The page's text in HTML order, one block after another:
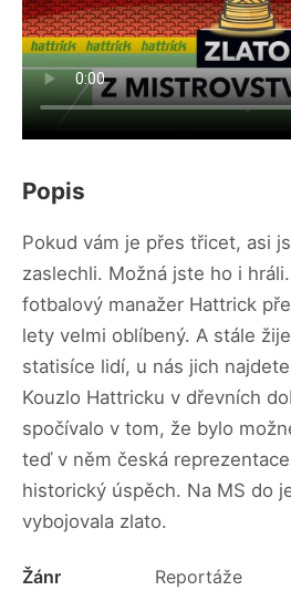
Popis
Pokud vám je přes třicet, asi
zaslechli. Možná jste ho i
fotbalový manažer Hattrick
lety velmi oblíbený. A stále
statisíce lidí, u nás jich
Kouzlo Hattricku v dřevních
spočívalo v tom, že bylo
teď v něm česká
historický úspěch. Na MS do
vybojovala zlato.
Žánr Reportáže